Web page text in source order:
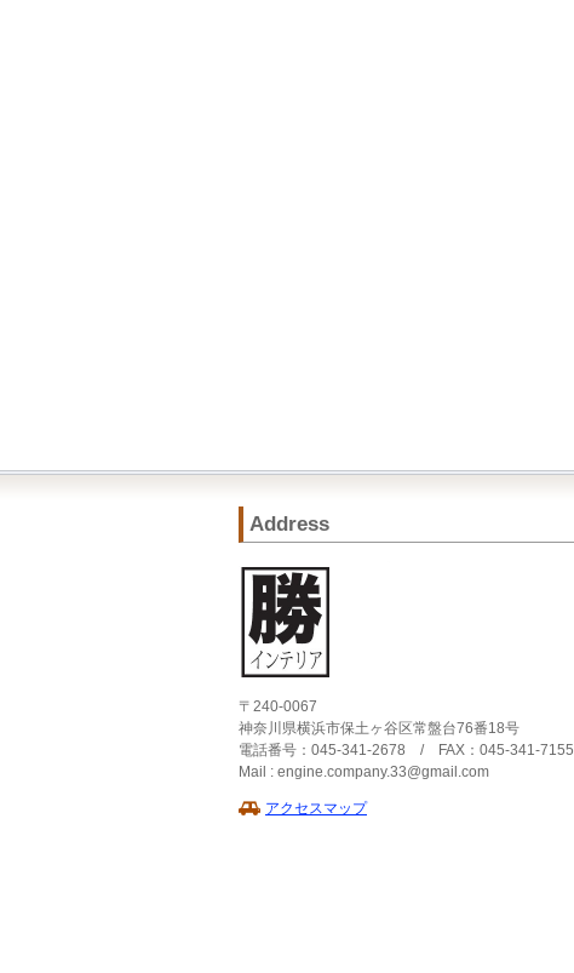
Address
〒240-0067
神奈川県横浜市保土ヶ谷区常盤台76番18号
電話番号：045-341-2678 / FAX：045-341-7155
Mail : engine.company.33@gmail.com
アクセスマップ